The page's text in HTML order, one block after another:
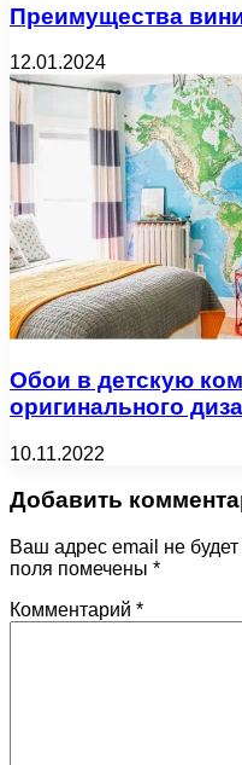
Преимущества
12.01.2024
Обои в детскую
оригинального
10.11.2022
Добавить
Ваш адрес email не будет
поля помечены *
Комментарий *